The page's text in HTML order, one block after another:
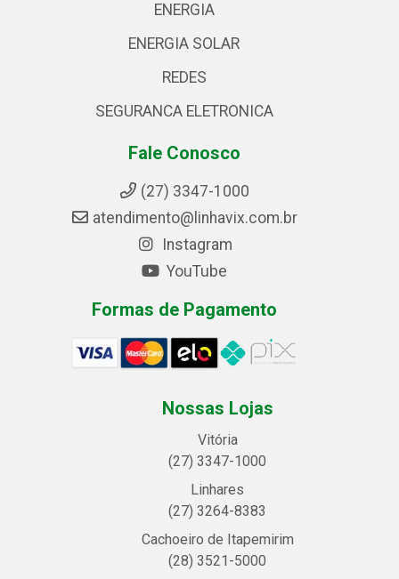
ENERGIA
ENERGIA SOLAR
REDES
SEGURANCA ELETRONICA
Fale Conosco
(27) 3347-1000
atendimento@linhavix.com.br
Instagram
YouTube
Formas de Pagamento
Nossas Lojas
Vitória
(27) 3347-1000
Linhares
(27) 3264-8383
Cachoeiro de Itapemirim
(28) 3521-5000